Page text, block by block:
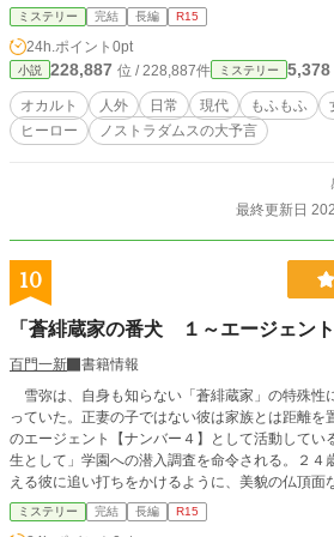
学校に漂う異様な気配、2012
——。 果たして、本当の敵は誰なのか？ 平凡な女子高生に、
世界は救えるのか？ ごく普通の高校・天助高校に隠されてい
た秘密とは？ 学園×ホラー×ミステリー×SF すべてのジャンル
が交差する、なんでもありな青春終末小
月、 空から恐怖の大王が来る
蘇らせ、 マルスの前後に首尾よく支
だから、まず飲んで落ち着いて欲しい。 うん、
は、きっと言葉では言い表せ
のを感じてくれたと思う。 殺
だ。 じゃあ、注文を聞こうか。 （この物語は、カクヨムにも
掲載されています！）
ミステリー 完結 長編 R15
24h.ポイント 0pt
小説 228,887 位 / 228,887件 ミステリー 5,378
オカルト 人外 日常 現代 もふもふ
ヒーロー
ノストラダムスの大予言
最終更新日
10
「蒼緋蔵家の番犬 １～エージェン
百門一新
書籍情報
雪弥は、自身も知らない「蒼緋蔵家」の特殊性
っていた。正妻の子ではない彼は家族とは距離を
のエージェント【ナンバー４】として活動している。 彼はある日「高校
生として」学園への潜入調査を命令される。２
える彼に追い打ちをかけるように、美貌の仏頂面
出したと新たな実家問題も浮上し――！？ 日本人なのに、青い目。灰色かかっ
た髪――彼の「爪」はあらゆるもの、そして怪異
ミステリー 完結 長編 R15